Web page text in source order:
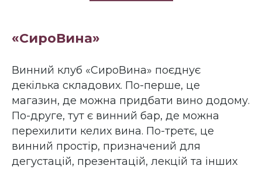
«СироВина»
Винний клуб «СироВина» поєднує
декілька складових. По-перше, це
магазин, де можна придбати вино додому.
По-друге, тут є винний бар, де можна
перехилити келих вина. По-третє, це
винний простір, призначений для
дегустацій, презентацій, лекцій та інших